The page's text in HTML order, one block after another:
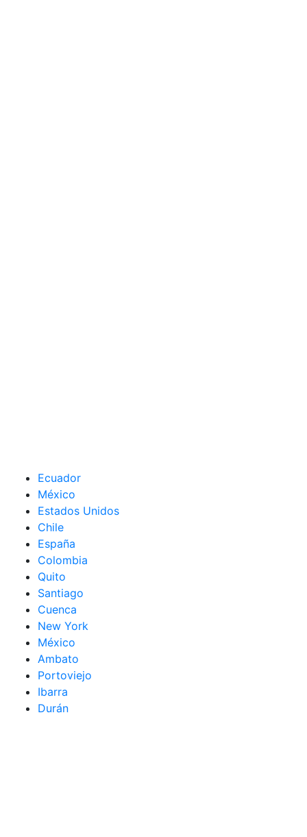
Ecuador
México
Estados Unidos
Chile
España
Colombia
Quito
Santiago
Cuenca
New York
México
Ambato
Portoviejo
Ibarra
Durán